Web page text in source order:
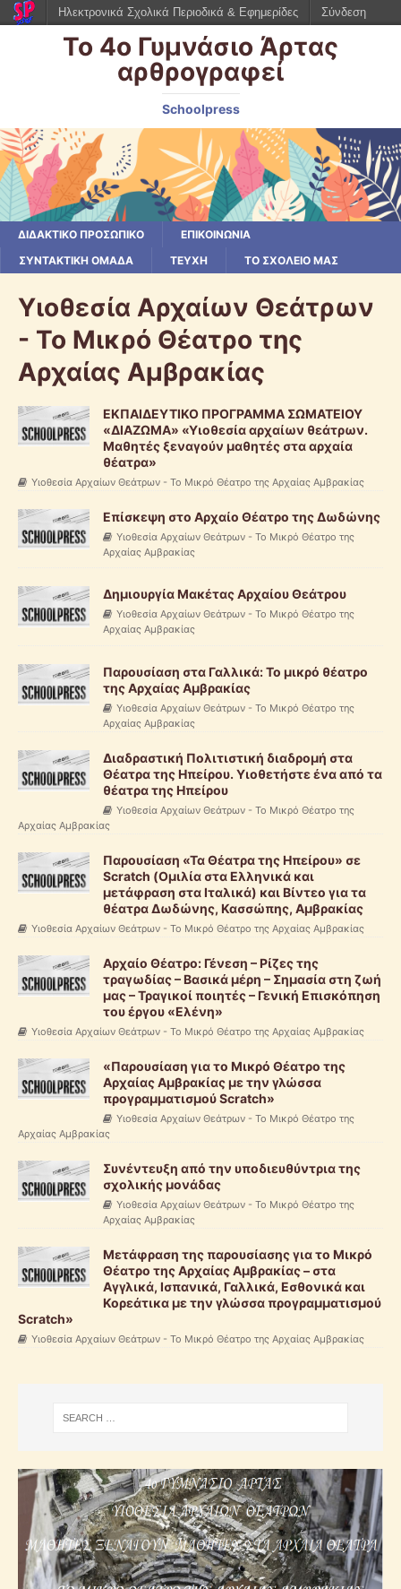
Το 4ο Γυμνάσιο Άρτας
αρθρογραφεί
Schoolpress
ΔΙΔΑΚΤΙΚΟ ΠΡΟΣΩΠΙΚΟ
ΕΠΙΚΟΙΝΩΝΙΑ
ΣΥΝΤΑΚΤΙΚΗ ΟΜΑΔΑ
ΤΕΥΧΗ ΤΟ ΣΧΟΛΕΙΟ ΜΑΣ
Υιοθεσία Αρχαίων Θεάτρων
- Το Μικρό Θέατρο της
Αρχαίας Αμβρακίας
ΕΚΠΑΙΔΕΥΤΙΚΟ ΠΡΟΓΡΑΜΜΑ ΣΩΜΑΤΕΙΟΥ
«ΔΙΑΖΩΜΑ» «Υιοθεσία αρχαίων θεάτρων.
Μαθητές ξεναγούν μαθητές στα αρχαία
θέατρα»
Υιοθεσία Αρχαίων Θεάτρων - Το Μικρό Θέατρο της Αρχαίας Αμβρακίας
Επίσκεψη στο Αρχαίο Θέατρο της Δωδώνης
Υιοθεσία Αρχαίων Θεάτρων - Το Μικρό Θέατρο της
Αρχαίας Αμβρακίας
Δημιουργία Μακέτας Αρχαίου Θεάτρου
Υιοθεσία Αρχαίων Θεάτρων - Το Μικρό Θέατρο της
Αρχαίας Αμβρακίας
Παρουσίαση στα Γαλλικά: Το μικρό θέατρο
της Αρχαίας Αμβρακίας
Υιοθεσία Αρχαίων Θεάτρων - Το Μικρό Θέατρο της
Αρχαίας Αμβρακίας
Διαδραστική Πολιτιστική διαδρομή στα
Θέατρα της Ηπείρου. Υιοθετήστε ένα από τα
θέατρα της Ηπείρου
Υιοθεσία Αρχαίων Θεάτρων - Το Μικρό Θέατρο της
Αρχαίας Αμβρακίας
Παρουσίαση «Τα Θέατρα της Ηπείρου» σε
Scratch (Ομιλία στα Ελληνικά και
μετάφραση στα Ιταλικά) και Βίντεο για τα
θέατρα Δωδώνης, Κασσώπης, Αμβρακίας
Υιοθεσία Αρχαίων Θεάτρων - Το Μικρό Θέατρο της Αρχαίας Αμβρακίας
Αρχαίο Θέατρο: Γένεση – Ρίζες της
τραγωδίας – Βασικά μέρη – Σημασία στη ζωή
μας – Τραγικοί ποιητές – Γενική Επισκόπηση
του έργου «Ελένη»
Υιοθεσία Αρχαίων Θεάτρων - Το Μικρό Θέατρο της Αρχαίας Αμβρακίας
«Παρουσίαση για το Μικρό Θέατρο της
Αρχαίας Αμβρακίας με την γλώσσα
προγραμματισμού Scratch»
Υιοθεσία Αρχαίων Θεάτρων - Το Μικρό Θέατρο της
Αρχαίας Αμβρακίας
Συνέντευξη από την υποδιευθύντρια της
σχολικής μονάδας
Υιοθεσία Αρχαίων Θεάτρων - Το Μικρό Θέατρο της
Αρχαίας Αμβρακίας
Mετάφραση της παρουσίασης για το Μικρό
Θέατρο της Αρχαίας Αμβρακίας – στα
Αγγλικά, Ισπανικά, Γαλλικά, Εσθονικά και
Κορεάτικα με την γλώσσα προγραμματισμού
Scratch»
Υιοθεσία Αρχαίων Θεάτρων - Το Μικρό Θέατρο της Αρχαίας Αμβρακίας
Ηλεκτρονικά Σχολικά Περιοδικά & Εφημερίδες Σύνδεση